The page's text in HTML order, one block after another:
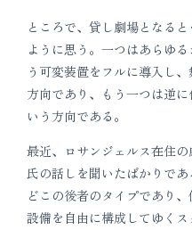
ところで、貸し劇場となる
ように思う。一つはあらゆ
う可変装置をフルに導入し
方向であり、もう一つは逆
いう方向である。
最近、ロサンジェルス在住
氏の話しを聞いたばかりで
どこの後者のタイプであり
設備を自由に構成してゆくス